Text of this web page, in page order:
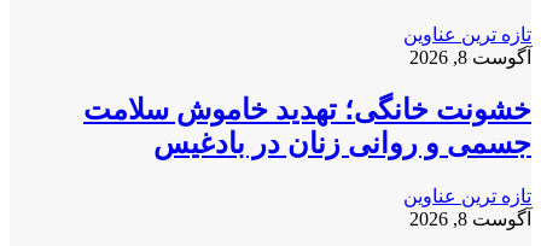
تازه ترین عناوین
آگوست 8, 2026
خشونت خانگی؛ تهدید خاموش سلامت
جسمی و روانی زنان در بادغیس
تازه ترین عناوین
آگوست 8, 2026